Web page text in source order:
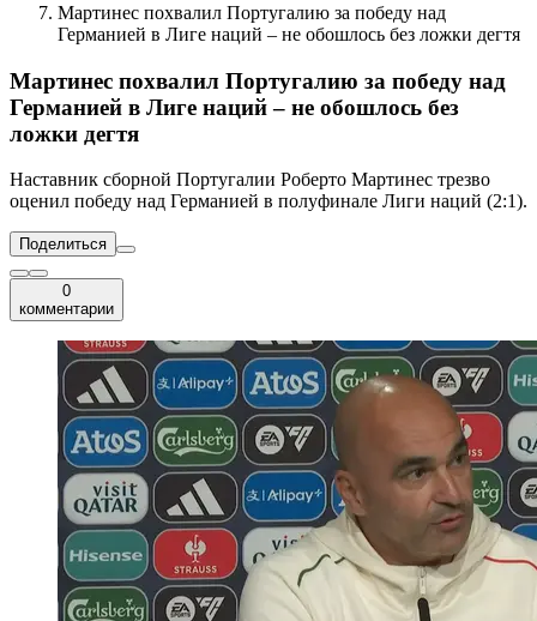
Мартинес похвалил Португалию за победу над
Германией в Лиге наций – не обошлось без ложки дегтя
Мартинес похвалил Португалию за победу над
Германией в Лиге наций – не обошлось без
ложки дегтя
Наставник сборной Португалии Роберто Мартинес трезво
оценил победу над Германией в полуфинале Лиги наций (2:1).
Поделиться
0
комментарии